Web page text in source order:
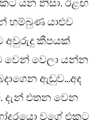
යන නිසා. ඊළඟ
හම්බුණ යාළුව
අවුරුදු කීපයක්
වෙන් වෙලා යන්න
ඇඬුව…අද
දැන් එතන වෙන
වගේ එකට